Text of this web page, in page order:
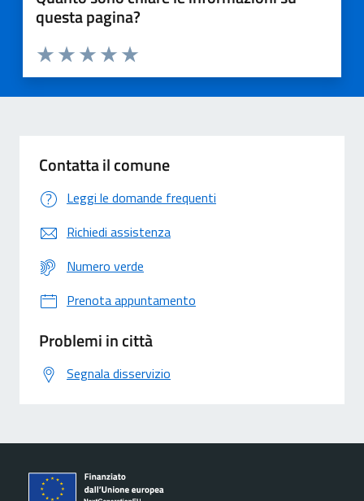
questa pagina?
Valuta 5 stelle su 5
Valuta 4 stelle su 5
Valuta 3 stelle su 5
Valuta 2 stelle su 5
Valuta 1 stelle su 5
Contatta il comune
Leggi le domande frequenti
Richiedi assistenza
Numero verde
Prenota appuntamento
Problemi in città
Segnala disservizio